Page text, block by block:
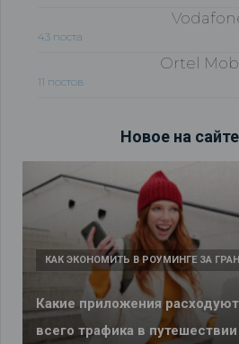
43 поста
Ortel
11 постов
Новое на сайте
Какие приложения
всего трафика в путешествии
КАК ЭКОНОМИТЬ В РОУМИНГЕ ЗА